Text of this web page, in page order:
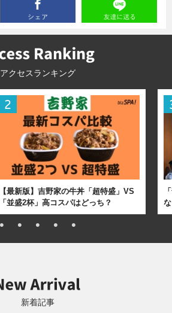
アクセスランキング
【最新版】吉野家の牛丼「超特盛」VS
「並盛2杯」高コスパはどっち？
新着記事